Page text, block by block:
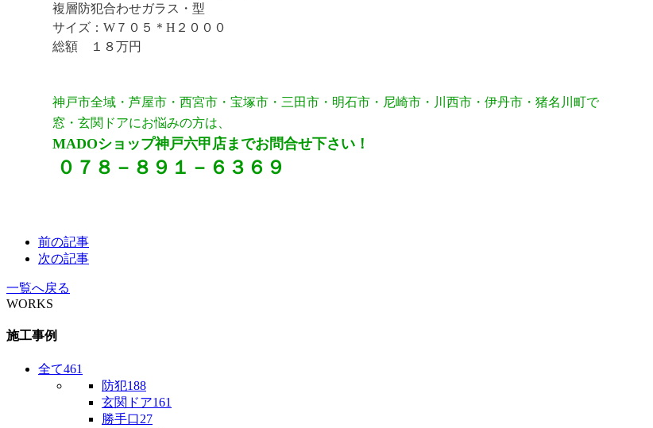
複層防犯合わせガラス・型
サイズ：W７０５＊H２０００
総額 １８万円
神戸市全域・芦屋市・西宮市・宝塚市・三田市・明石市・尼崎市・川西市・伊丹市・猪名川町で
窓・玄関ドアにお悩みの方は、
MADOショップ神戸六甲店までお問合せ下さい！
０７８－８９１－６３６９
前の記事
次の記事
一覧へ戻る
WORKS
施工事例
全て461
防犯188
玄関ドア161
勝手口27